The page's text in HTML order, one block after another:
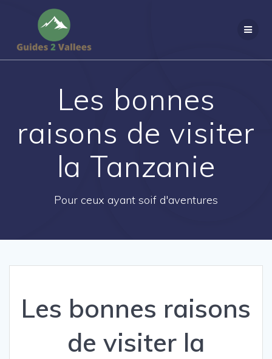
Les bonnes
raisons de visiter
la Tanzanie
Pour ceux ayant soif d'aventures
Les bonnes raisons
de visiter la